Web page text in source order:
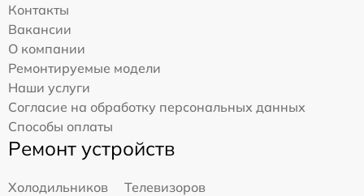
Контакты
Вакансии
О компании
Ремонтируемые модели
Наши услуги
Согласие на обработку персональных данных
Способы оплаты
Ремонт устройств
Холодильников
Телевизоров